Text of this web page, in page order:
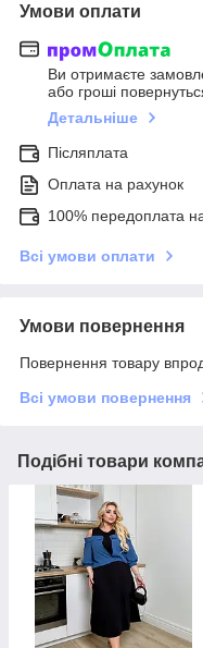
Умови оплати
Ви отримаєте
або гроші
Детальніше
Післяплата
Оплата на рахунок
100% передоплата
Всі умови оплати
Умови повернення
Повернення товару
Всі умови повернення
Подібні товари